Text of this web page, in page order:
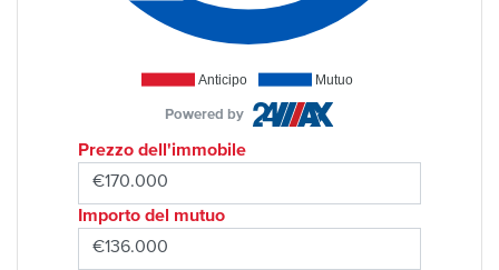
Anticipo Mutuo
Powered by
Prezzo dell'immobile
Importo del mutuo